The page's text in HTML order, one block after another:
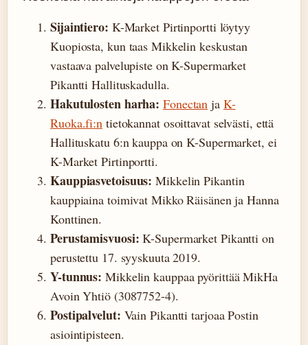
Sijaintiero: K-Market Pirtinportti löytyy
Kuopiosta, kun taas Mikkelin keskustan
vastaava palvelupiste on K-Supermarket
Pikantti Hallituskadulla.
Hakutulosten harha: Fonectan ja K-
Ruoka.fi:n tietokannat osoittavat selvästi, että
Hallituskatu 6:n kauppa on K-Supermarket, ei
K-Market Pirtinportti.
Kauppiasvetoisuus: Mikkelin Pikantin
kauppiaina toimivat Mikko Räisänen ja Hanna
Konttinen.
Perustamisvuosi: K-Supermarket Pikantti on
perustettu 17. syyskuuta 2019.
Y-tunnus: Mikkelin kauppaa pyörittää MikHa
Avoin Yhtiö (3087752-4).
Postipalvelut: Vain Pikantti tarjoaa Postin
asiointipisteen.